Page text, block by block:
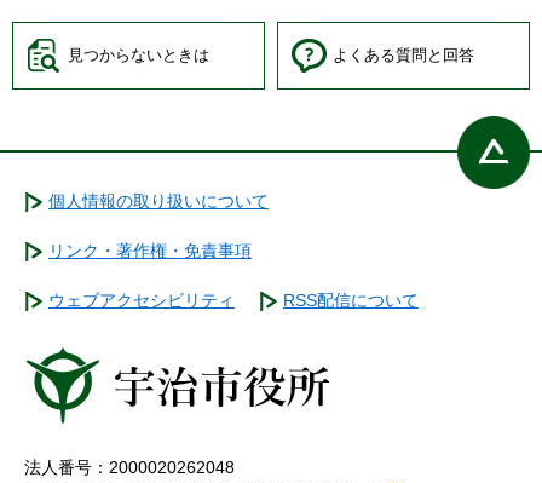
見つからないときは よくある質問と回答
個人情報の取り扱いについて
リンク・著作権・免責事項
ウェブアクセシビリティ RSS配信について
法人番号：2000020262048